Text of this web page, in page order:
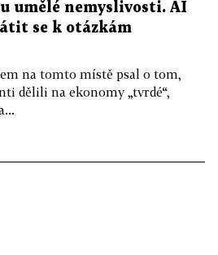
umělé nemyslivosti. AI
se k otázkám
na tomto místě psal o tom,
dělili na ekonomy „tvrdé“,